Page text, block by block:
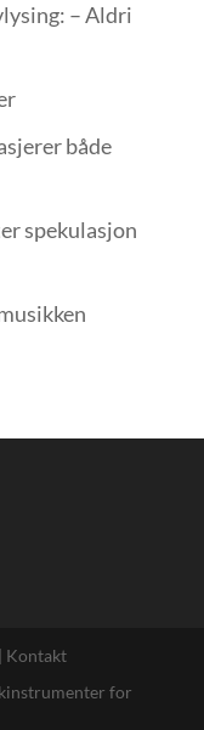
– Aldri
både
spekulasjon
Kontakt
for